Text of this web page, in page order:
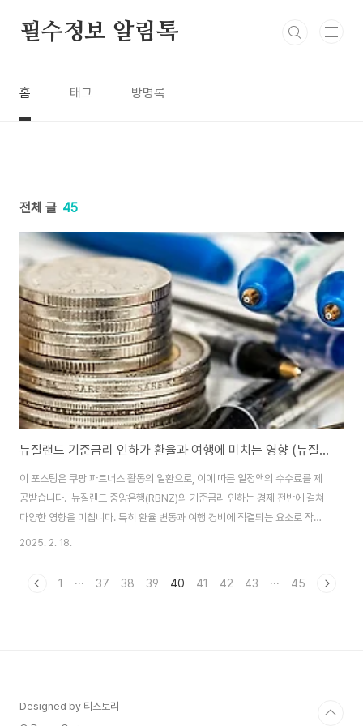
필수정보 알림톡
홈 태그 방명록
전체 글 45
뉴질랜드 기준금리 인하가 환율과 여행에 미치는 영향 (뉴질랜드 경제, 환율 변동, 여행 경비)
이 포스팅은 쿠팡 파트너스 활동의 일환으로, 이에 따른 일정액의 수수료를 제
공받습니다. 뉴질랜드 중앙은행(RBNZ)의 기준금리 인하는 경제 전반에 걸쳐
다양한 영향을 미칩니다. 특히 환율 변동과 여행 경비에 직결되는 요소로 작용
할 수 있습니다. 기준금리가 하락하면 뉴질랜드 달러(NZD)의 가치가 변동하
있습니다. 이번 글에서는 뉴질랜드 기준금리 인하가 환율 변동에 미치는 영향
2025. 2. 18.
1 ··· 37 38 39 40 41 42 43 ··· 45
Designed by 티스토리